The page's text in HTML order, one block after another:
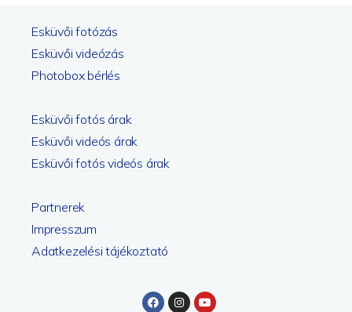
Esküvői fotózás
Esküvői videózás
Photobox bérlés
Esküvői fotós árak
Esküvői videós árak
Esküvői fotós videós árak
Partnerek
Impresszum
Adatkezelési tájékoztató
Facebook
Instagram
Youtube